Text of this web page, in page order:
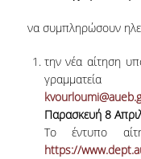
ΒΡΑΒΕΙΑ
να συμπληρώσουν
την νέα αίτηση
Παρασκευή 8
Το έντυπο
https://